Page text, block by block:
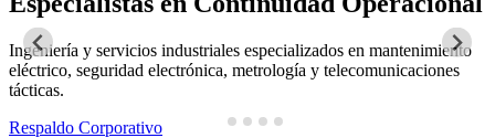
Ingeniería y servicios industriales especializados en mantenimiento
eléctrico, seguridad electrónica, metrología y telecomunicaciones
tácticas.
Respaldo Corporativo